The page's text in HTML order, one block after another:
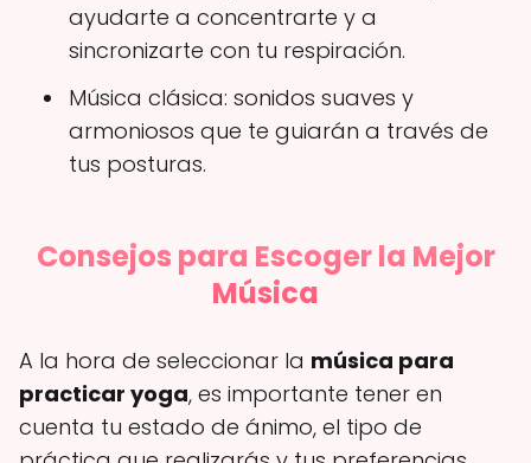
ayudarte a concentrarte y a
sincronizarte con tu respiración.
Música clásica: sonidos suaves y
armoniosos que te guiarán a través de
tus posturas.
Consejos para Escoger la Mejor
Música
A la hora de seleccionar la música para
practicar yoga, es importante tener en
cuenta tu estado de ánimo, el tipo de